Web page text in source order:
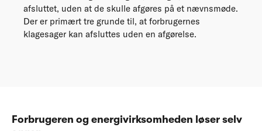
afsluttet, uden at de skulle afgøres på et nævnsmøde.
Der er primært tre grunde til, at forbrugernes
klagesager kan afsluttes uden en afgørelse.
Forbrugeren og energivirksomheden løser selv